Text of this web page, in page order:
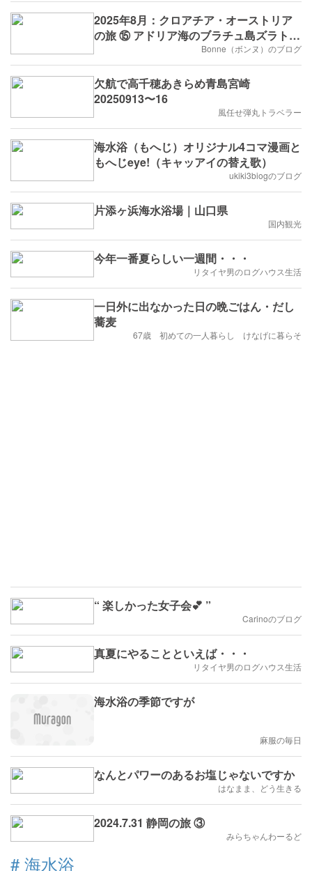
2025年8月：クロアチア・オーストリア
の旅 ⑮ アドリア海のブラチュ島ズラトゥ
ニ・ラト・ビーチへ・・・Bonne（ボンヌ）のブログ
欠航で高千穂あきらめ青島宮崎
20250913〜16
風任せ弾丸トラベラー
海水浴（もへじ）オリジナル4コマ漫画と
もへじeye!（キャッアイの替え歌）
ukiki3biogのブログ
片添ヶ浜海水浴場｜山口県
国内観光
今年一番夏らしい一週間・・・
リタイヤ男のログハウス生活
一日外に出なかった日の晩ごはん・だし
蕎麦
67歳 初めての一人暮らし けなげに暮らそ
“ 楽しかった女子会💕 ”
Carinoのブログ
真夏にやることといえば・・・
リタイヤ男のログハウス生活
海水浴の季節ですが
麻服の毎日
なんとパワーのあるお塩じゃないですか
はなまま、どう生きる
2024.7.31 静岡の旅 ③
みらちゃんわーるど
# 海水浴